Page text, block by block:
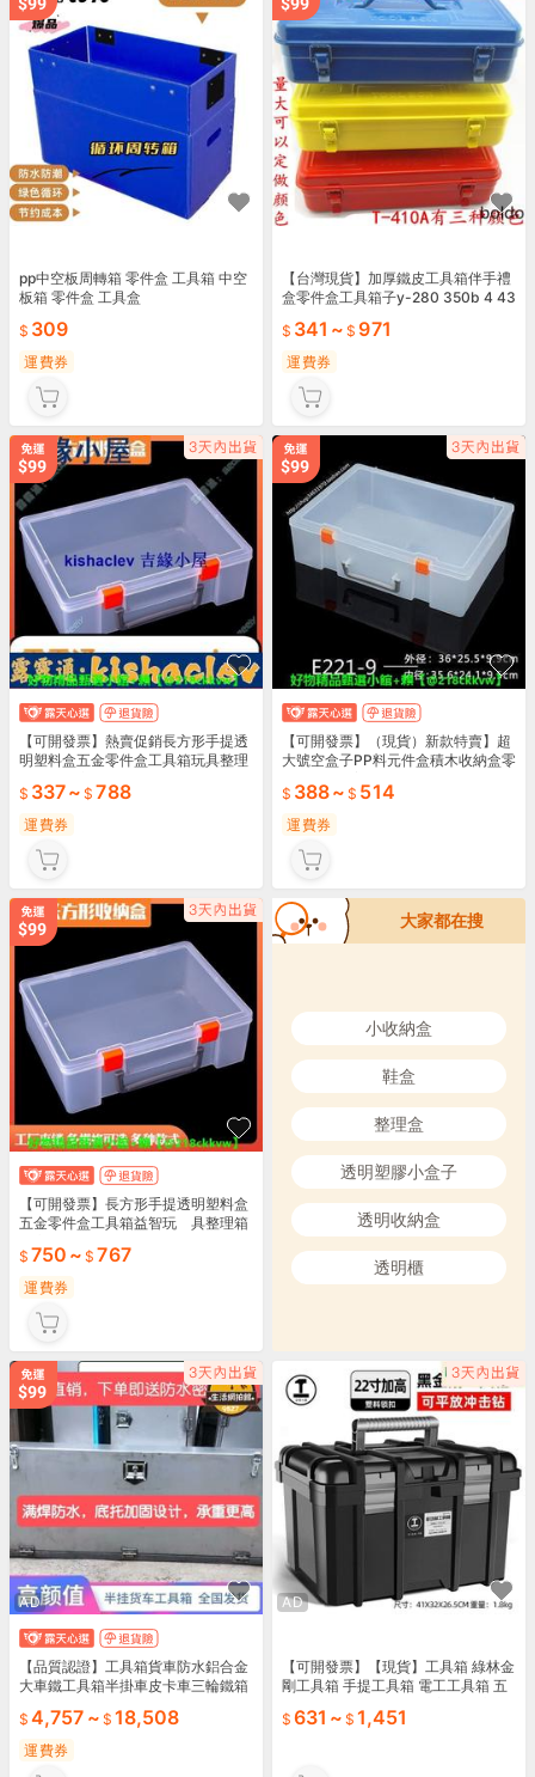
pp中空板周轉箱 零件盒 工具箱 中空
板箱 零件盒 工具盒
309
運費券
【台灣現貨】加厚鐵皮工具箱伴手禮
盒零件盒工具箱子y-280 350b 4 43
341 ~ 971
運費券
【可開發票】熱賣促銷長方形手提透
明塑料盒五金零件盒工具箱玩具整理
337~ 788
運費券
【可開發票】（現貨）新款特賣】超
大號空盒子PP料元件盒積木收納盒零
388~ 514
運費券
【可開發票】長方形手提透明塑料盒
五金零件盒工具箱益智玩 具整理箱
750 ~ 767
運費券
大家都在搜
小收納盒
鞋盒
整理盒
透明塑膠小盒子
透明收納盒
透明櫃
AD
【品質認證】工具箱貨車防水鋁合金
大車鐵工具箱半掛車皮卡車三輪鐵箱
4,757 ~ 18,508
運費券
AD
【可開發票】【現貨】工具箱 綠林金
剛工具箱 手提工具箱 電工工具箱 五
具箱 汽修收納
631 ~ 1,451